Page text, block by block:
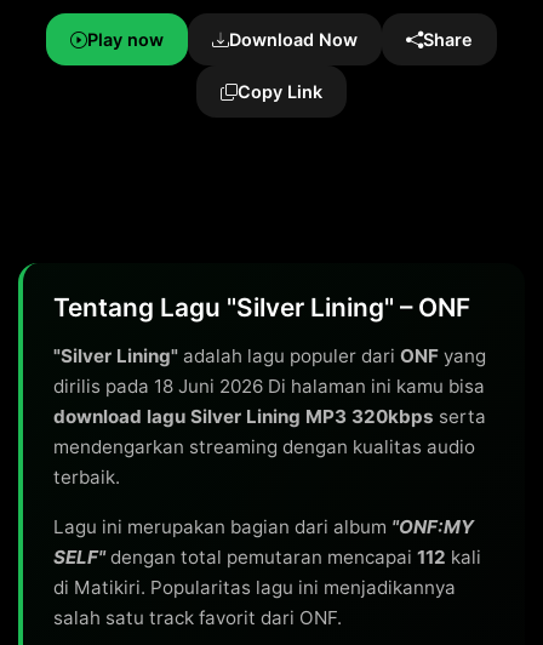
Play now Download Now Share
Copy Link
Tentang Lagu "Silver Lining" – ONF
"Silver Lining" adalah lagu populer dari ONF yang
dirilis pada 18 Juni 2026 Di halaman ini kamu bisa
download lagu Silver Lining MP3 320kbps serta
mendengarkan streaming dengan kualitas audio
terbaik.
Lagu ini merupakan bagian dari album "ONF:MY
SELF"dengan total pemutaran mencapai 112 kali
di Matikiri. Popularitas lagu ini menjadikannya
salah satu track favorit dari ONF.